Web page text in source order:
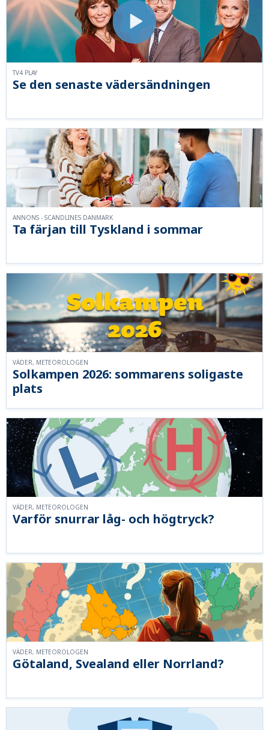
Se den senaste vädersändningen
TV4 PLAY
Ta färjan till Tyskland i sommar
ANNONS - SCANDLINES DANMARK
Solkampen 2026: sommarens soligaste
plats
VÄDER, METEOROLOGEN
Varför snurrar låg- och högtryck?
VÄDER, METEOROLOGEN
Götaland, Svealand eller Norrland?
VÄDER, METEOROLOGEN